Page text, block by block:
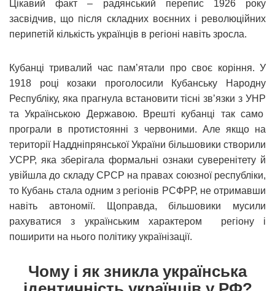
Цікавий факт – радянський перепис 1926 року
засвідчив, що після складних воєнних і революційних
перипетій кількість українців в регіоні навіть зросла.
Кубанці тривалий час пам’ятали про своє коріння. У
1918 році козаки проголосили Кубанську Народну
Республіку, яка прагнула встановити тісні зв’язки з УНР
та Українською Державою. Врешті кубанці так само
програли в протистоянні з червоними. Але якщо на
території Наддніпрянської України більшовики створили
УСРР, яка зберігала формальні ознаки суверенітету й
увійшла до складу СРСР на правах союзної республіки,
то Кубань стала одним з регіонів РСФРР, не отримавши
навіть автономії. Щоправда, більшовики мусили
рахуватися з українським характером регіону і
поширити на нього політику українізації.
Чому і як зникла українська